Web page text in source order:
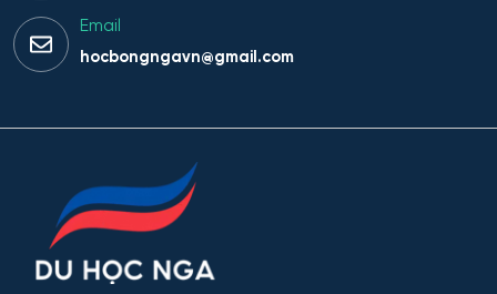
Email
hocbongngavn@gmail.com